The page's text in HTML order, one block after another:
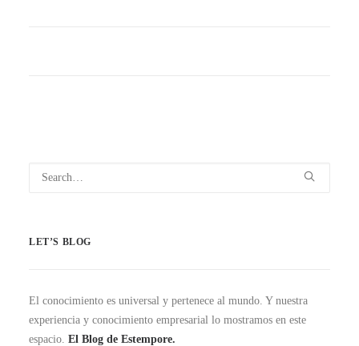
LET’S BLOG
El conocimiento es universal y pertenece al mundo. Y nuestra
experiencia y conocimiento empresarial lo mostramos en este
espacio. El Blog de Estempore.